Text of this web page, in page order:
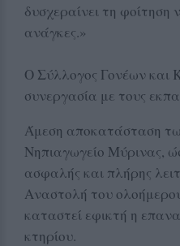
δυσχεραίνει τη φοίτηση
ανάγκες.»
Ο Σύλλογος Γονέων και
συνεργασία με τους
Άμεση αποκατάσταση
Νηπιαγωγείο Μύρινας,
ασφαλής και πλήρης
Αναστολή του
καταστεί εφικτή η
κτηρίου.